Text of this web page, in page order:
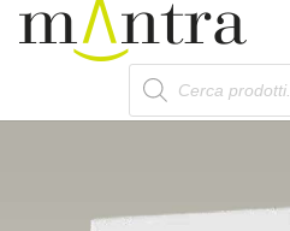
Products
search